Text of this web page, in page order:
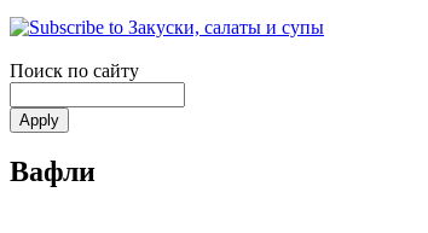
Поиск по сайту
Вафли